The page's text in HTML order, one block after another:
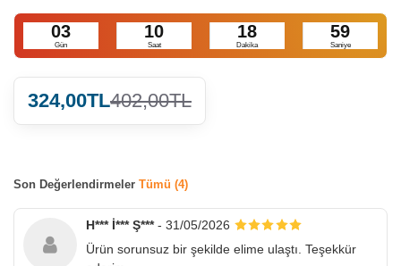
03
Gün
10
Saat
18
Dakika
58
Saniye
324,00TL402,00TL
Son Değerlendirmeler Tümü (4)
H*** İ*** Ş***- 31/05/2026
Ürün sorunsuz bir şekilde elime ulaştı. Teşekkür